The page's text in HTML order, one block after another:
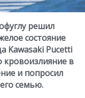
решил
состояние
Kawasaki Pucetti
кровоизлияние в
и попросил
семью.